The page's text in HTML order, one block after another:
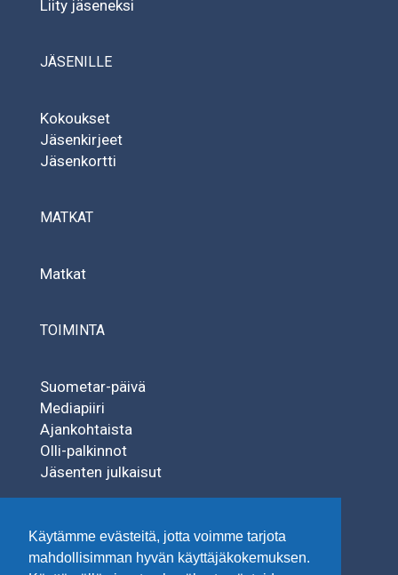
Käytämme evästeitä, jotta voimme tarjota
mahdollisimman hyvän käyttäjäkokemuksen.
Liity jäseneksi
JÄSENILLE
Kokoukset
Jäsenkirjeet
Jäsenkortti
MATKAT
Matkat
TOIMINTA
Suometar-päivä
Mediapiiri
Ajankohtaista
Olli-palkinnot
Jäsenten julkaisut
SÄÄTIÖT